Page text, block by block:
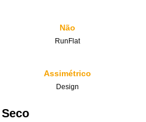
Não
RunFlat
Assimétrico
Design
Seco